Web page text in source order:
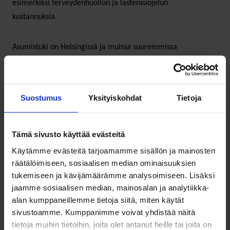
Suostumus Yksityiskohdat Tietoja
Tämä sivusto käyttää evästeitä
Käytämme evästeitä tarjoamamme sisällön ja mainosten
räätälöimiseen, sosiaalisen median ominaisuuksien
tukemiseen ja kävijämäärämme analysoimiseen. Lisäksi
jaamme sosiaalisen median, mainosalan ja analytiikka-
alan kumppaneillemme tietoja siitä, miten käytät
sivustoamme. Kumppanimme voivat yhdistää näitä
tietoja muihin tietoihin, joita olet antanut heille tai joita on
esimerkiksi terveydenhuollon ja lastensuojelun
kustannuksia.
Asumistuki on Helsingissä ja muissa suuremmissa
työntekijöillä ja opiskelijoilla on ollut mahdollisuus asua
pienipalkkaisissa ammateissa työskentelevät joutuvat
Myös tutkijat ovat tuoneet esille huolta siitä, että lapset ja
nuoret joutuvat maksumiehiksi, kun suomalaiset muuttavat
entistä useammin työn perässä. Toistuvien muuttojen on
osoitettu olevan yhteydessä lasten ja nuorten
juurettomuuteen ja lukuisiin hyvinvoinnin ongelmiin.